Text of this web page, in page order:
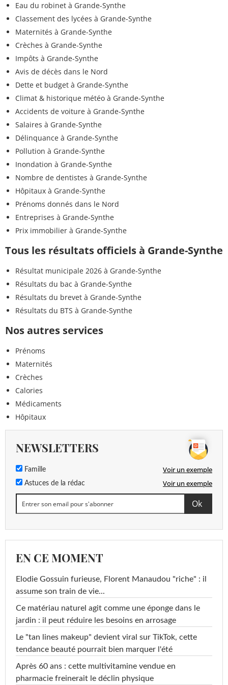
Eau du robinet à Grande-Synthe
Classement des lycées à Grande-Synthe
Maternités à Grande-Synthe
Crèches à Grande-Synthe
Impôts à Grande-Synthe
Avis de décès dans le Nord
Dette et budget à Grande-Synthe
Climat & historique météo à Grande-Synthe
Accidents de voiture à Grande-Synthe
Salaires à Grande-Synthe
Délinquance à Grande-Synthe
Pollution à Grande-Synthe
Inondation à Grande-Synthe
Nombre de dentistes à Grande-Synthe
Hôpitaux à Grande-Synthe
Prénoms donnés dans le Nord
Entreprises à Grande-Synthe
Prix immobilier à Grande-Synthe
Tous les résultats officiels à Grande-Synthe
Résultat municipale 2026 à Grande-Synthe
Résultats du bac à Grande-Synthe
Résultats du brevet à Grande-Synthe
Résultats du BTS à Grande-Synthe
Nos autres services
Prénoms
Maternités
Crèches
Calories
Médicaments
Hôpitaux
NEWSLETTERS
Famille Voir un exemple
Astuces de la rédac Voir un exemple
EN CE MOMENT
Elodie Gossuin furieuse, Florent Manaudou "riche" : il
assume son train de vie...
Ce matériau naturel agit comme une éponge dans le
jardin : il peut réduire les besoins en arrosage
Le "tan lines makeup" devient viral sur TikTok, cette
tendance beauté pourrait bien marquer l'été
Après 60 ans : cette multivitamine vendue en
pharmacie freinerait le déclin physique